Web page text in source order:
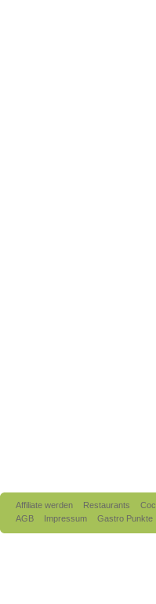
Affiliate werden Restaurants
AGB
Impressum Gastro Punkte